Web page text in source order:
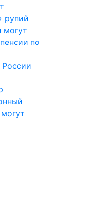
рупий
могут
по